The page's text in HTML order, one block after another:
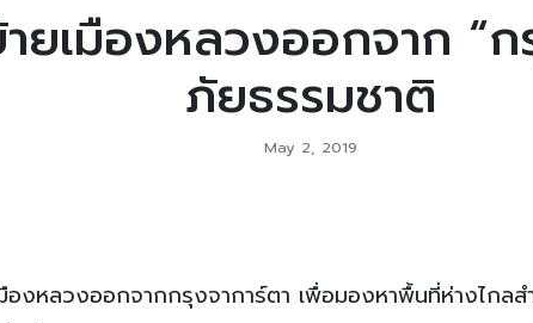
ยเมืองหลวงออกจาก “
ภัยธรรมชาติ
May 2, 2019
องหลวงออกจากกรุงจาการ์ตา เพื่อมองหาพื้นที่ห่างไกลส